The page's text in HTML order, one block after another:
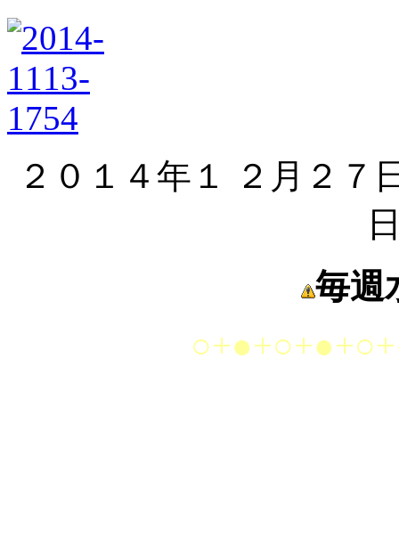
２０１４年１ ２月２７
毎週